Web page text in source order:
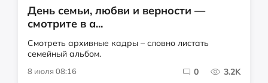
День семьи, любви и верности —
смотрите в а...
Смотреть архивные кадры – словно листать
семейный альбом.
8 июля 08:16 0 3.2K